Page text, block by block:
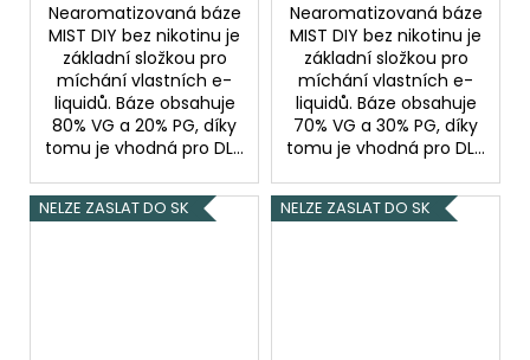
Nearomatizovaná báze
MIST DIY bez nikotinu je
základní složkou pro
míchání vlastních e-
liquidů. Báze obsahuje
80% VG a 20% PG, díky
tomu je vhodná pro DL...
Nearomatizovaná báze
MIST DIY bez nikotinu je
základní složkou pro
míchání vlastních e-
liquidů. Báze obsahuje
70% VG a 30% PG, díky
tomu je vhodná pro DL...
NELZE ZASLAT DO SK NELZE ZASLAT DO SK